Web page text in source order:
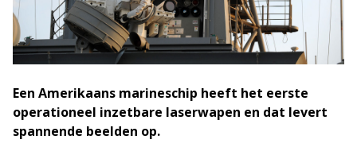
Een Amerikaans marineschip heeft het eerste
operationeel inzetbare laserwapen en dat levert
spannende beelden op.